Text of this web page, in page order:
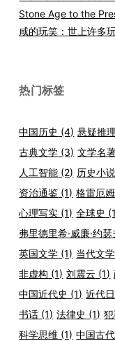
Stone Age to the
咸的玩笑：世上许多
热门标签
中国历史 (4) 悬疑推理
古典文学 (3) 文学名
人工智能 (2) 历史小说
资治通鉴 (1) 格雷厄
心理写实 (1) 全球史
弗里德里希·威廉·约瑟
英国文学 (1) 当代文学
非虚构 (1) 刘震云 (1)
中国近代史 (1) 近代
书话 (1) 法律史 (1)
科学思维 (1) 中国古